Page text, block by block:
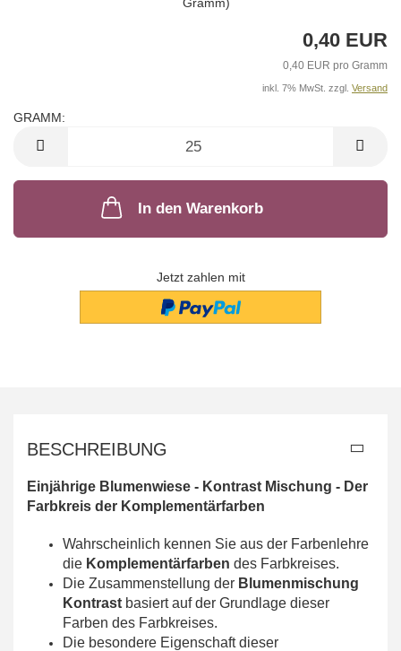
0,40 EUR
0,40 EUR pro Gramm
inkl. 7% MwSt. zzgl. Versand
GRAMM:
In den Warenkorb
Jetzt zahlen mit
BESCHREIBUNG
Einjährige Blumenwiese - Kontrast Mischung - Der
Farbkreis der Komplementärfarben
Wahrscheinlich kennen Sie aus der Farbenlehre
die Komplementärfarben des Farbkreises.
Die Zusammenstellung der Blumenmischung
Kontrast basiert auf der Grundlage dieser
Farben des Farbkreises.
Die besondere Eigenschaft dieser